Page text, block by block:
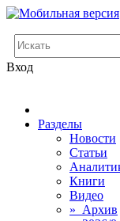
Вход
Разделы
Новости
Статьи
Книги
Видео
» Архив